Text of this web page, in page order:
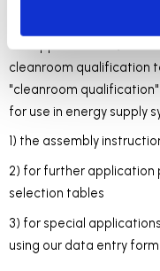
the conductor is
are approximated, and
cleanroom qualification
"cleanroom
for use in energy supply
1) the assembly
2) for further
selection tables
3) for special
using our data entry